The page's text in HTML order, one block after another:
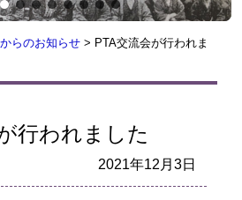
らのお知らせ > PTA交流会が行われま
行われました
2021年12月3日